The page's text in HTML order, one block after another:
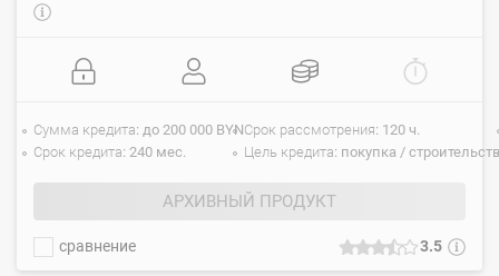
3.5
сравнение
АРХИВНЫЙ ПРОДУКТ
Сумма кредита до 200 000 BYN
Срок кредита 240 мес.
Срок рассмотрения 120 ч.
Цель кредита покупка /